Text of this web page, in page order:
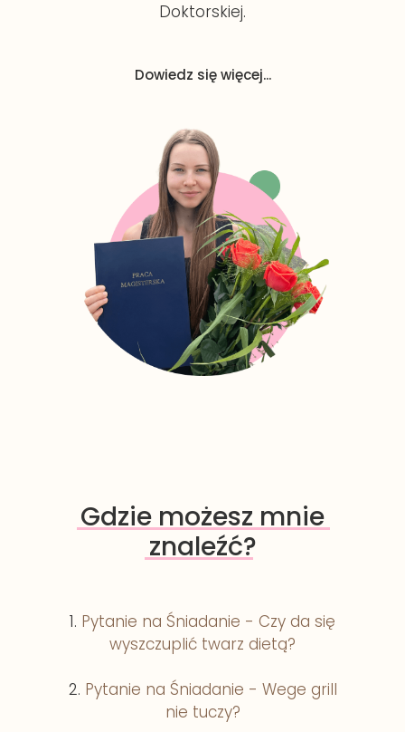
Doktorskiej.
Dowiedz się więcej...
Gdzie możesz mnie
znaleźć?
1. Pytanie na Śniadanie - Czy da się
wyszczuplić twarz dietą?
2. Pytanie na Śniadanie - Wege grill
nie tuczy?